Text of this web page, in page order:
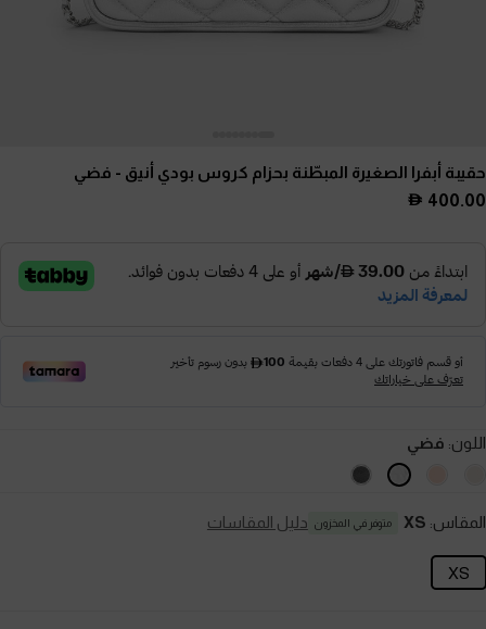
حقيبة أبفرا الصغيرة المبطّنة بحزام كروس بودي أنيق - فضي
400.00
اللون: فضي
المقاس: XS متوفر في المخزون دليل المقاسات
XS